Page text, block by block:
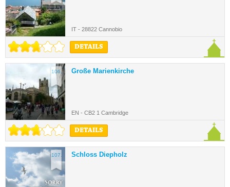
IT - 28822 Cannobio
DETAILS
106. Große Marienkirche
EN - CB2 1 Cambridge
DETAILS
107. Schloss Diepholz